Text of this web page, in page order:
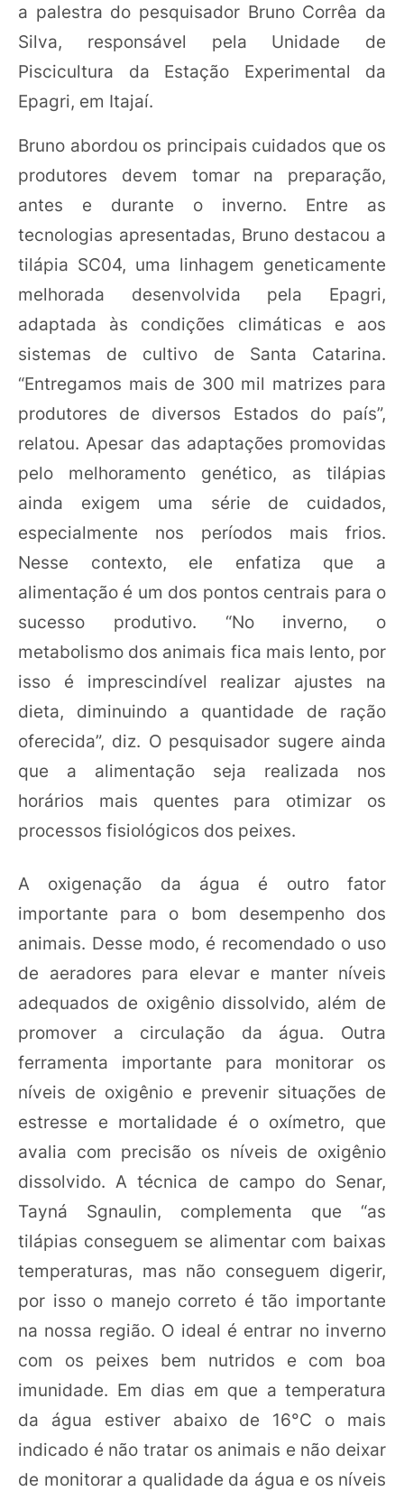
a palestra do pesquisador Bruno Corrêa da
Silva, responsável pela Unidade de
Piscicultura da Estação Experimental da
Epagri, em Itajaí.
Bruno abordou os principais cuidados que os
produtores devem tomar na preparação,
antes e durante o inverno. Entre as
tecnologias apresentadas, Bruno destacou a
tilápia SC04, uma linhagem geneticamente
melhorada desenvolvida pela Epagri,
adaptada às condições climáticas e aos
sistemas de cultivo de Santa Catarina.
“Entregamos mais de 300 mil matrizes para
produtores de diversos Estados do país”,
relatou. Apesar das adaptações promovidas
pelo melhoramento genético, as tilápias
ainda exigem uma série de cuidados,
especialmente nos períodos mais frios.
Nesse contexto, ele enfatiza que a
alimentação é um dos pontos centrais para o
sucesso produtivo. “No inverno, o
metabolismo dos animais fica mais lento, por
isso é imprescindível realizar ajustes na
dieta, diminuindo a quantidade de ração
oferecida”, diz. O pesquisador sugere ainda
que a alimentação seja realizada nos
horários mais quentes para otimizar os
processos fisiológicos dos peixes.
A oxigenação da água é outro fator
importante para o bom desempenho dos
animais. Desse modo, é recomendado o uso
de aeradores para elevar e manter níveis
adequados de oxigênio dissolvido, além de
promover a circulação da água. Outra
ferramenta importante para monitorar os
níveis de oxigênio e prevenir situações de
estresse e mortalidade é o oxímetro, que
avalia com precisão os níveis de oxigênio
dissolvido. A técnica de campo do Senar,
Tayná Sgnaulin, complementa que “as
tilápias conseguem se alimentar com baixas
temperaturas, mas não conseguem digerir,
por isso o manejo correto é tão importante
na nossa região. O ideal é entrar no inverno
com os peixes bem nutridos e com boa
imunidade. Em dias em que a temperatura
da água estiver abaixo de 16°C o mais
indicado é não tratar os animais e não deixar
de monitorar a qualidade da água e os níveis